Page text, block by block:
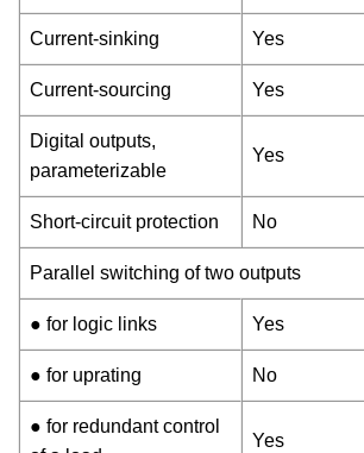
Current-sinking Yes
Current-sourcing Yes
Digital outputs,
parameterizable
Yes
Short-circuit protection No
Parallel switching of two outputs
● for logic links Yes
● for uprating No
● for redundant control
Yes